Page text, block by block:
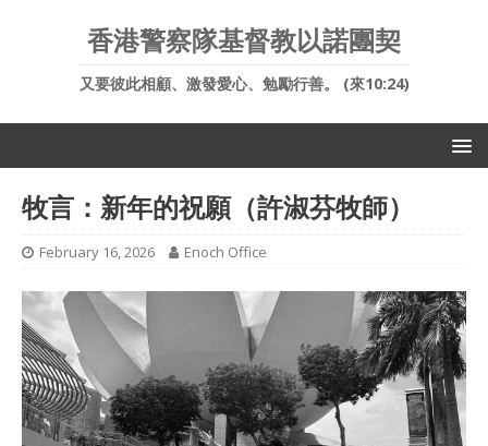
香港警察隊基督教以諾團契
又要彼此相顧、激發愛心、勉勵行善。 (來10:24)
牧言：新年的祝願（許淑芬牧師）
February 16, 2026 Enoch Office